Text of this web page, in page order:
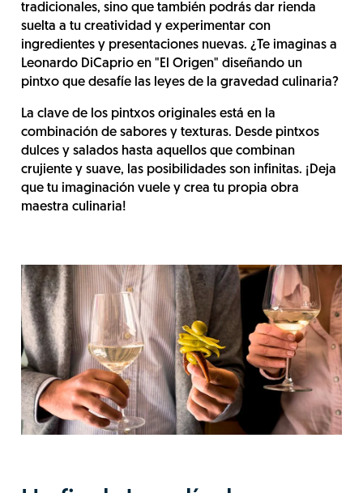
tradicionales, sino que también podrás dar rienda
suelta a tu creatividad y experimentar con
ingredientes y presentaciones nuevas. ¿Te imaginas a
Leonardo DiCaprio en "El Origen" diseñando un
pintxo que desafíe las leyes de la gravedad culinaria?
La clave de los pintxos originales está en la
combinación de sabores y texturas. Desde pintxos
dulces y salados hasta aquellos que combinan
crujiente y suave, las posibilidades son infinitas. ¡Deja
que tu imaginación vuele y crea tu propia obra
maestra culinaria!